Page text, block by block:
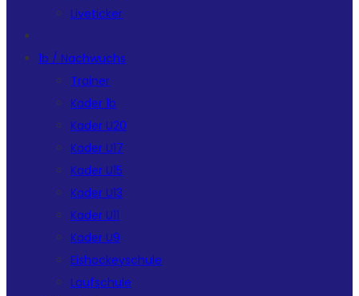
Liveticker
1b / Nachwuchs
Trainer
Kader 1b
Kader U20
Kader U17
Kader U15
Kader U13
Kader U11
Kader U9
Eishockeyschule
Laufschule